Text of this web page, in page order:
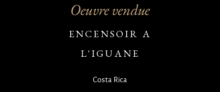
Oeuvre vendue
ENCENSOIR A
L'IGUANE
Costa Rica